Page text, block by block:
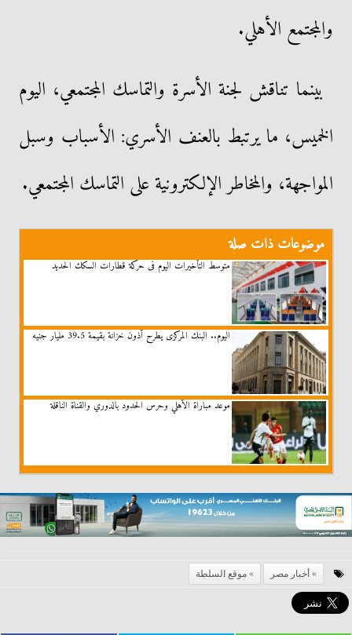
والمجتمع الأهلي.
بينما تناقش لجنة الأسرة والتماسك المجتمعي، اليوم
الخميس، ما يرتبط بالعنف الأسري: الأسباب وسبل
المواجهة، والمخاطر الإلكترونية على التماسك المجتمعي.
موضوعات ذات صلة
متوسط التأخيرات اليوم فى حركة قطارات السكك الحديد
اليوم.. البنك المركزى يطرح أذون خزانة بقيمة 39.5 مليار جنيه
موعد مباراة الأهلي وحرس الحدود بالدوري والقناة الناقلة
أخبار مصر موقع السلطة